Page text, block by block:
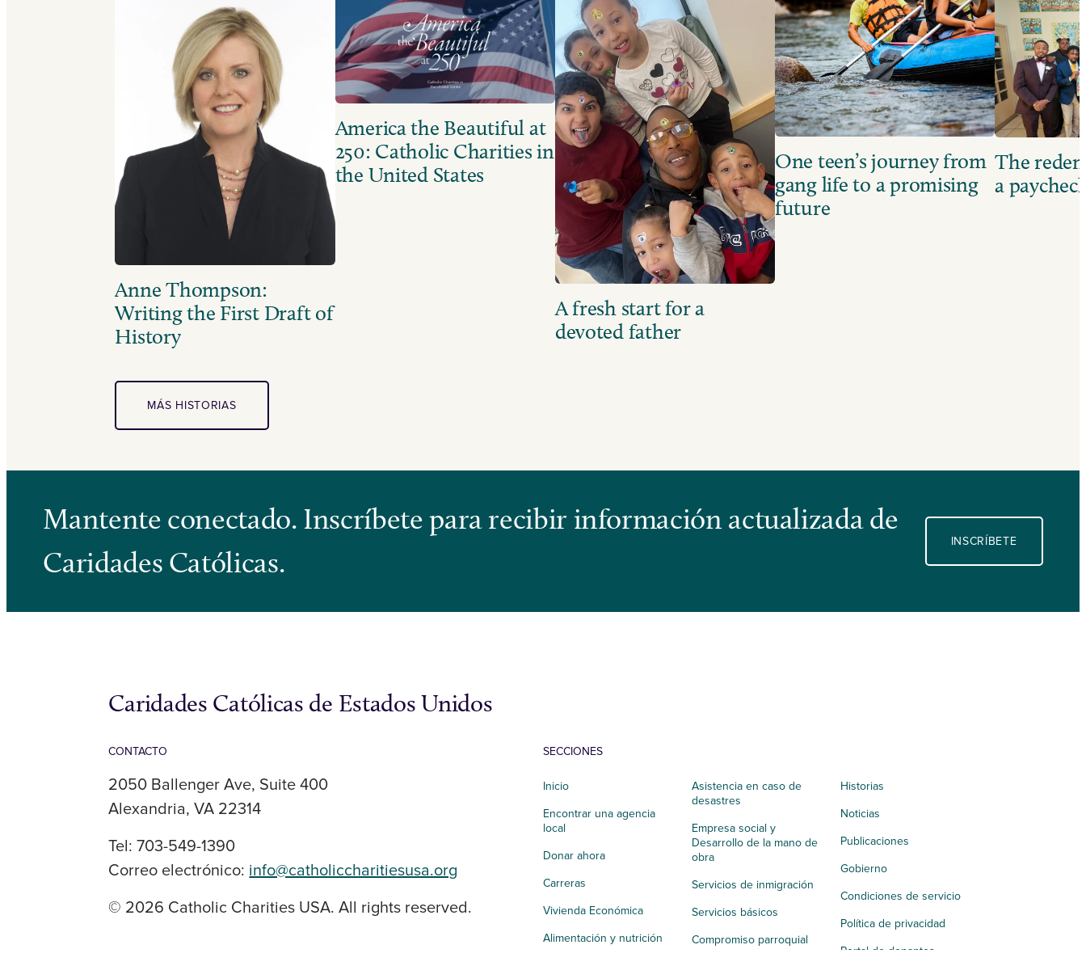
Anne Thompson:
Writing the First Draft of
History
America the Beautiful at
250: Catholic Charities in
the United States
A fresh start for a
devoted father
One teen’s journey from
gang life to a promising
future
The
a
MÁS HISTORIAS
Mantente conectado. Inscríbete para recibir información actualizada de
Caridades Católicas.
INSCRÍBETE
Caridades Católicas de Estados Unidos
CONTACTO
2050 Ballenger Ave, Suite 400
Alexandria, VA 22314
Tel: 703-549-1390
Correo electrónico: info@catholiccharitiesusa.org
© 2026 Catholic Charities USA. All rights reserved.
SECCIONES
Inicio
Encontrar una agencia
local
Donar ahora
Carreras
Vivienda Económica
Alimentación y nutrición
Asistencia en caso de
desastres
Empresa social y
Desarrollo de la mano de
obra
Servicios de inmigración
Servicios básicos
Compromiso parroquial
Historias
Noticias
Publicaciones
Gobierno
Condiciones de servicio
Política de privacidad
Portal de donantes